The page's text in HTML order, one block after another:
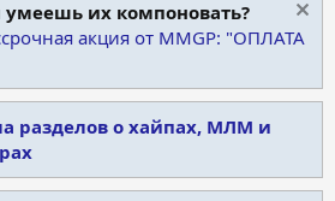
их компоновать?
акция от MMGP: "ОПЛАТА
разделов о хайпах, МЛМ и